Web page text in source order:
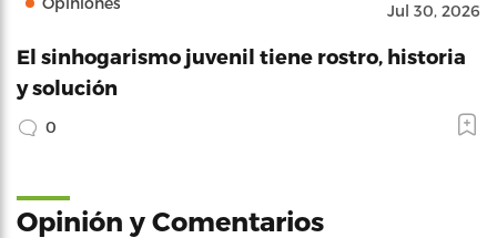
Jul 30, 2026
El sinhogarismo juvenil tiene rostro, historia
y solución
0
Opinión y Comentarios